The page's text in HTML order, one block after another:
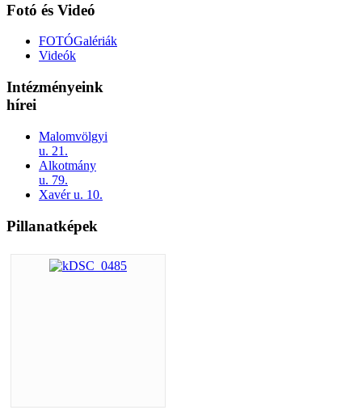
Fotó és Videó
FOTÓGalériák
Videók
Intézményeink
hírei
Malomvölgyi
u. 21.
Alkotmány
u. 79.
Xavér u. 10.
Pillanatképek